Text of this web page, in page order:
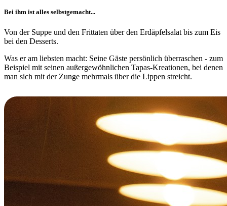
Bei ihm ist alles selbstgemacht...
Von der Suppe und den Frittaten über den Erdäpfelsalat bis zum Eis
bei den Desserts.
Was er am liebsten macht: Seine Gäste persönlich überraschen - zum
Beispiel mit seinen außergewöhnlichen Tapas-Kreationen, bei denen
man sich mit der Zunge mehrmals über die Lippen streicht.